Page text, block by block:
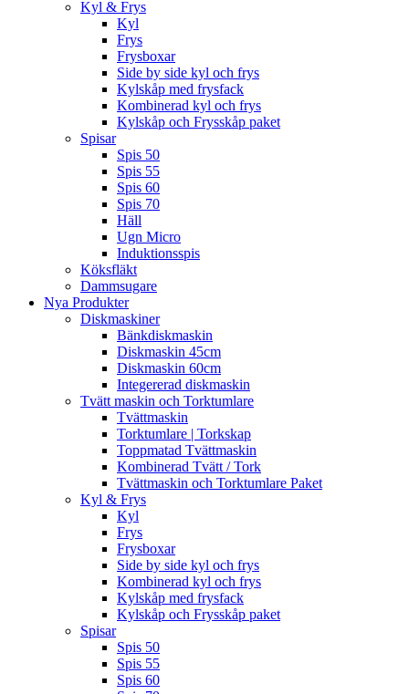
Kyl & Frys
Kyl
Frys
Frysboxar
Side by side kyl och frys
Kylskåp med frysfack
Kombinerad kyl och frys
Kylskåp och Frysskåp paket
Spisar
Spis 50
Spis 55
Spis 60
Spis 70
Häll
Ugn Micro
Induktionsspis
Köksfläkt
Dammsugare
Nya Produkter
Diskmaskiner
Bänkdiskmaskin
Diskmaskin 45cm
Diskmaskin 60cm
Integererad diskmaskin
Tvätt maskin och Torktumlare
Tvättmaskin
Torktumlare | Torkskap
Toppmatad Tvättmaskin
Kombinerad Tvätt / Tork
Tvättmaskin och Torktumlare Paket
Kyl & Frys
Kyl
Frys
Frysboxar
Side by side kyl och frys
Kombinerad kyl och frys
Kylskåp med frysfack
Kylskåp och Frysskåp paket
Spisar
Spis 50
Spis 55
Spis 60